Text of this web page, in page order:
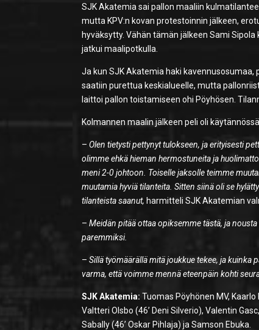
SJK Akatemia sai pallon maaliin
mutta KPV:n kovan protestoinnin jälkeen,
hyväksytty. Vähän tämän jälkeen Sami
jatkui maalipotkulla.
Ja kun SJK Akatemia haki kavennusosumaa,
saatiin purettua keskialueelle, mutta
laittoi pallon toistamiseen ohi Pöyhösen.
Kolmannen maalin jälkeen peli oli
–Olen tietysti pettynyt tulokseen, ja erityisesti
olimme ehkä hieman hermostuneita ja
meni 2-0 johtoon. Toiselle jaksolle teimme
muutamia hyviä tilanteita. Sitten siinä oli se
tilanteista saanut, harmitteli SJK Akatemian
–Meidän pitää ottaa opiksemme tästä, ja
paremmiksi.
–Sillä työmäärällä mitä joukkue tekee, ja kuinka
varma, että voimme mennä eteenpäin kohti
SJK Akatemia: Tuomas Pöyhönen MV,
Valtteri Olsbo (46’ Deni Silverio), Valentin
Sabally (46’ Oskar Pihlaja) ja Samson Ebuka.